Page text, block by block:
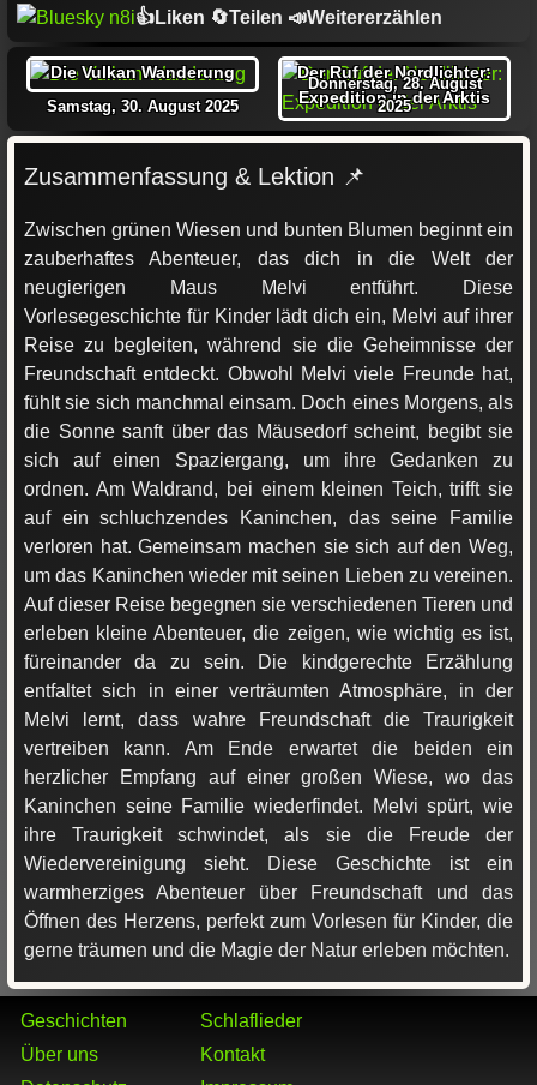
👍Liken 🔄Teilen 📣Weitererzählen
Die Vulkan Wanderung
Samstag, 30. August 2025
Der Ruf der Nordlichter:
Expedition in der Arktis
Donnerstag, 28. August
2025
Zusammenfassung & Lektion 📌
Zwischen grünen Wiesen und bunten Blumen beginnt ein
zauberhaftes Abenteuer, das dich in die Welt der
neugierigen Maus Melvi entführt. Diese
Vorlesegeschichte für Kinder lädt dich ein, Melvi auf ihrer
Reise zu begleiten, während sie die Geheimnisse der
Freundschaft entdeckt. Obwohl Melvi viele Freunde hat,
fühlt sie sich manchmal einsam. Doch eines Morgens, als
die Sonne sanft über das Mäusedorf scheint, begibt sie
sich auf einen Spaziergang, um ihre Gedanken zu
ordnen. Am Waldrand, bei einem kleinen Teich, trifft sie
auf ein schluchzendes Kaninchen, das seine Familie
verloren hat. Gemeinsam machen sie sich auf den Weg,
um das Kaninchen wieder mit seinen Lieben zu vereinen.
Auf dieser Reise begegnen sie verschiedenen Tieren und
erleben kleine Abenteuer, die zeigen, wie wichtig es ist,
füreinander da zu sein. Die kindgerechte Erzählung
entfaltet sich in einer verträumten Atmosphäre, in der
Melvi lernt, dass wahre Freundschaft die Traurigkeit
vertreiben kann. Am Ende erwartet die beiden ein
herzlicher Empfang auf einer großen Wiese, wo das
Kaninchen seine Familie wiederfindet. Melvi spürt, wie
ihre Traurigkeit schwindet, als sie die Freude der
Wiedervereinigung sieht. Diese Geschichte ist ein
warmherziges Abenteuer über Freundschaft und das
Öffnen des Herzens, perfekt zum Vorlesen für Kinder, die
gerne träumen und die Magie der Natur erleben möchten.
Geschichten
Schlaflieder
Über uns
Kontakt